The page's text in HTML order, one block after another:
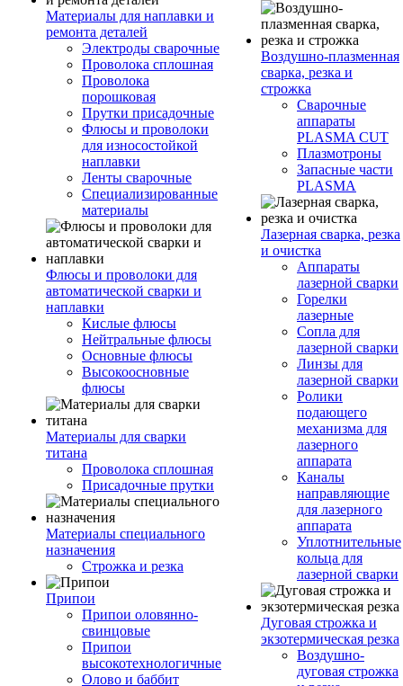
Материалы для наплавки и
ремонта деталей
Электроды сварочные
Проволока сплошная
Проволока
порошковая
Прутки присадочные
Флюсы и проволоки
для износостойкой
наплавки
Ленты сварочные
Специализированные
материалы
Флюсы и проволоки для
автоматической сварки и
наплавки
Кислые флюсы
Нейтральные флюсы
Основные флюсы
Высокоосновные
флюсы
Материалы для сварки
титана
Проволока сплошная
Присадочные прутки
Материалы специального
назначения
Строжка и резка
Припои
Припои оловянно-
свинцовые
Припои
высокотехнологичные
Олово и баббит
Воздушно-плазменная
сварка, резка и
строжка
Сварочные
аппараты
PLASMA CUT
Плазмотроны
Запасные части
PLASMA
Лазерная сварка, резка
и очистка
Аппараты
лазерной сварки
Горелки
лазерные
Сопла для
лазерной сварки
Линзы для
лазерной сварки
Ролики
подающего
механизма для
лазерного
аппарата
Каналы
направляющие
для лазерного
аппарата
Уплотнительные
кольца для
лазерной сварки
Дуговая строжка и
экзотермическая резка
Воздушно-
дуговая строжка